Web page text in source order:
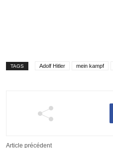
TAGS Adolf Hitler mein kampf
Article précédent